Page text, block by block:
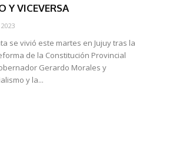
Y VICEVERSA
se vivió este martes en Jujuy tras la
de la Constitución Provincial
Gerardo Morales y
y la...